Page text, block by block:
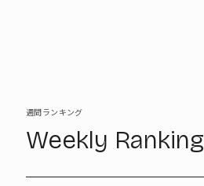
週間ランキング
Weekly Ranking